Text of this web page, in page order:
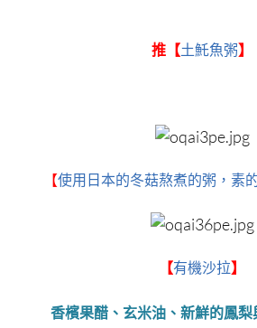
推【土魠魚粥】
【使用日本的冬菇熬煮的粥，素
【有機沙拉】
香檳果醋、玄米油、新鮮的鳳